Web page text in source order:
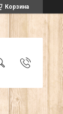
Корзина